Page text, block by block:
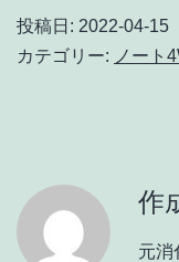
投稿日: 2022-04-15
カテゴリー: ノート
作
元消